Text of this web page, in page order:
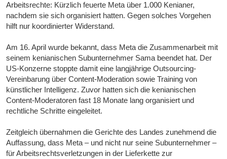
Arbeitsrechte: Kürzlich feuerte Meta über 1.000 Kenianer,
nachdem sie sich organisiert hatten. Gegen solches Vorgehen
hilft nur koordinierter Widerstand.
Am 16. April wurde bekannt, dass Meta die Zusammenarbeit mit
seinem kenianischen Subunternehmer Sama beendet hat. Der
US-Konzerne stoppte damit eine langjährige Outsourcing-
Vereinbarung über Content-Moderation sowie Training von
künstlicher Intelligenz. Zuvor hatten sich die kenianischen
Content-Moderatoren fast 18 Monate lang organisiert und
rechtliche Schritte eingeleitet.
Zeitgleich übernahmen die Gerichte des Landes zunehmend die
Auffassung, dass Meta – und nicht nur seine Subunternehmer –
für Arbeitsrechtsverletzungen in der Lieferkette zur